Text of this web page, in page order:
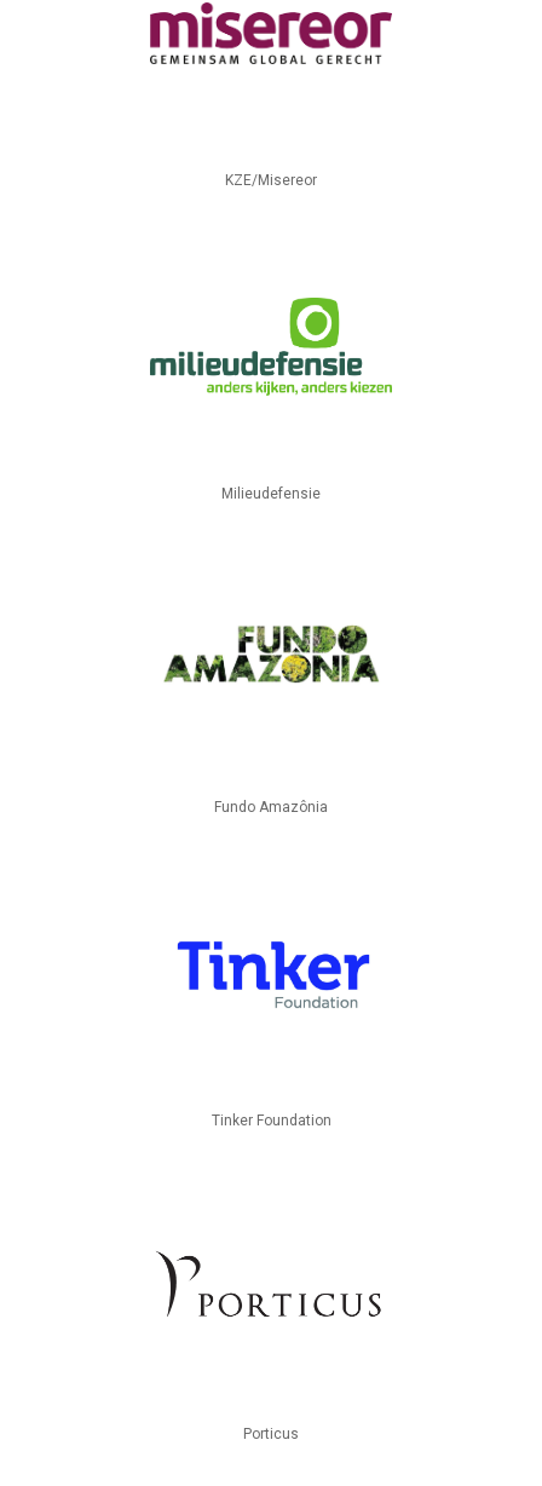
KZE/Misereor
Milieudefensie
Fundo Amazônia
Tinker Foundation
Porticus